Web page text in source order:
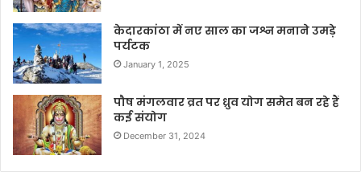
केदारकांठा में नए साल का जश्न मनाने उमड़े
पर्यटक
January 1, 2025
पौष मंगलवार व्रत पर ध्रुव योग समेत बन रहे हैं
कई संयोग
December 31, 2024